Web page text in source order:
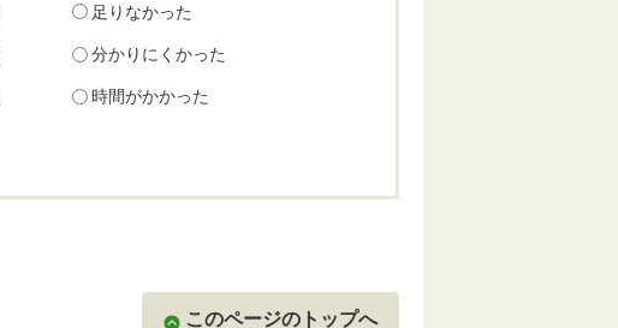
足りなかった
分かりにくかった
時間がかかった
このページのトップへ